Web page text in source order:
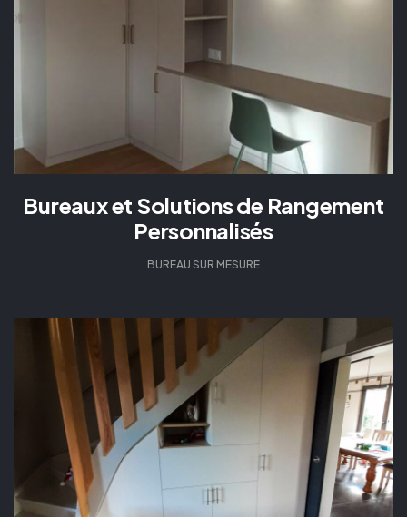
Bureaux et Solutions de Rangement
Personnalisés
BUREAU SUR MESURE